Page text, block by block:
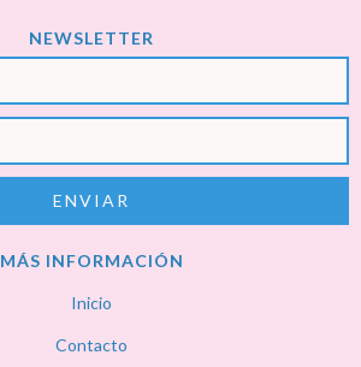
NEWSLETTER
MÁS INFORMACIÓN
Inicio
Contacto